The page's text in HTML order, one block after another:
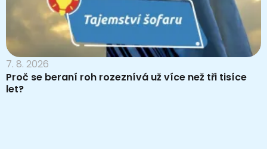
7. 8. 2026
Proč se beraní roh rozeznívá už více než tři tisíce
let?